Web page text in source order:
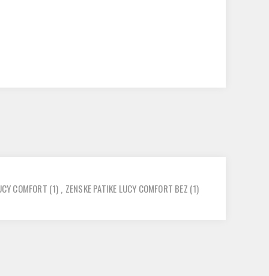
COMFORT (1) , ZENSKE PATIKE LUCY COMFORT BEZ (1)